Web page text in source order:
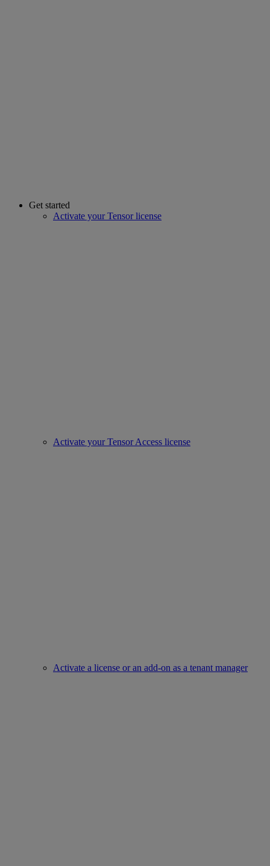
Get started
Activate your Tensor license
Activate your Tensor Access license
Activate a license or an add-on as a tenant manager